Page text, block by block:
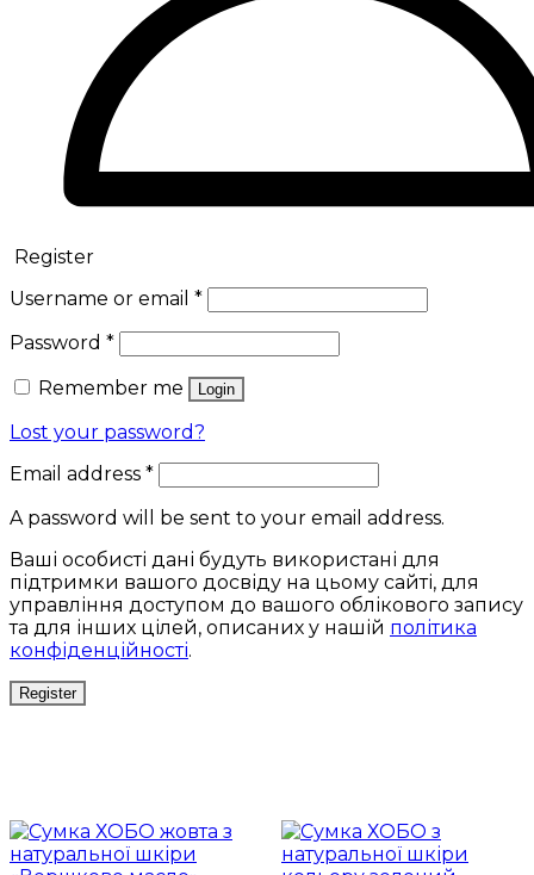
Register
Username or email *
Password *
Remember me
Login
Lost your password?
Email address *
A password will be sent to your email address.
Ваші особисті дані будуть використані для
підтримки вашого досвіду на цьому сайті, для
управління доступом до вашого облікового запису
та для інших цілей, описаних у нашій політика
конфіденційності.
Register